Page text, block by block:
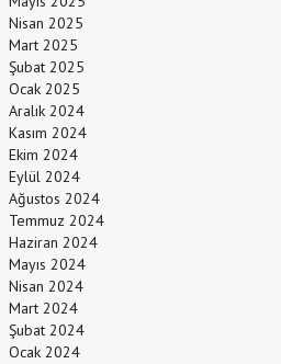
Nisan 2025
Mart 2025
Şubat 2025
Ocak 2025
Aralık 2024
Kasım 2024
Ekim 2024
Eylül 2024
Ağustos 2024
Temmuz 2024
Haziran 2024
Mayıs 2024
Nisan 2024
Mart 2024
Şubat 2024
Ocak 2024